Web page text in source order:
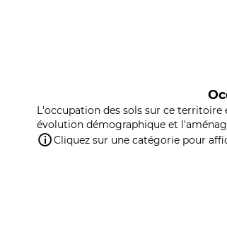
L'occupation des sols sur ce territoire
évolution démographique et
Cliquez sur une catégorie pour